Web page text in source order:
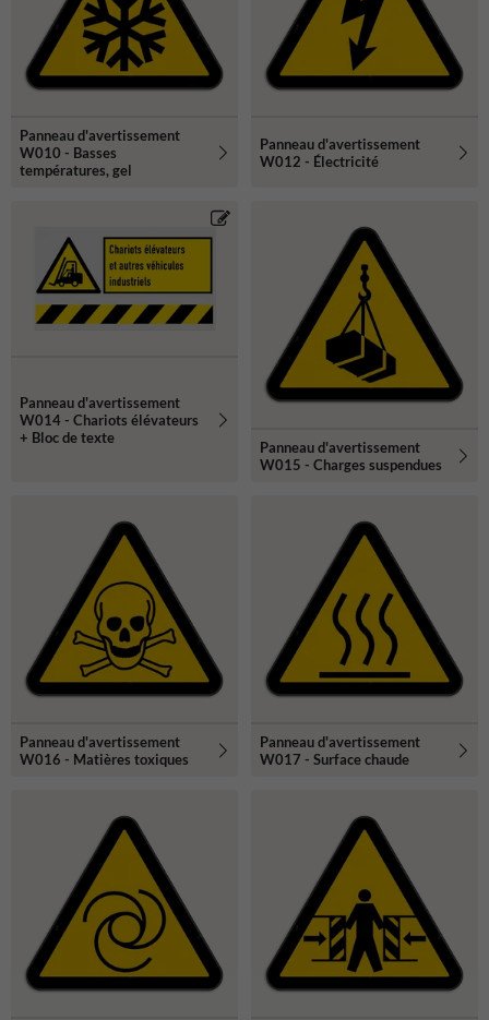
Panneau d'avertissement
W010 - Basses
températures, gel
Panneau d'avertissement
W012 - Électricité
Panneau d'avertissement
W014 - Chariots élévateurs
+ Bloc de texte
Panneau d'avertissement
W015 - Charges suspendues
Panneau d'avertissement
W016 - Matières toxiques
Panneau d'avertissement
W017 - Surface chaude